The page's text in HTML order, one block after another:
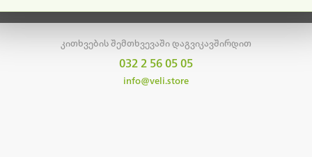
კითხვების შემთხვევაში დაგვიკავშირდით
032 2 56 05 05
info@veli.store